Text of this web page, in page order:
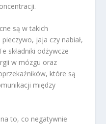
są w takich
jaja czy nabiał,
składniki odżywcze
w mózgu oraz
które są
między
to, co negatywnie